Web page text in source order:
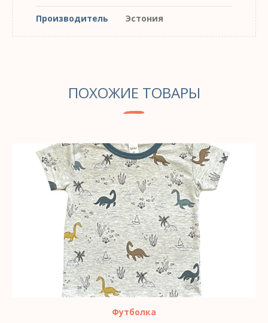
Производитель Эстония
ПОХОЖИЕ ТОВАРЫ
ВЫБЕРИТЕ ПАРАМЕТРЫ
Футболка